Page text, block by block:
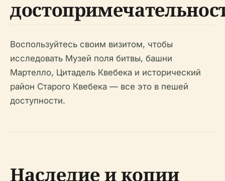
Воспользуйтесь своим визитом, чтобы
исследовать Музей поля битвы, башни
Мартелло, Цитадель Квебека и исторический
район Старого Квебека — все это в пешей
доступности.
Наследие и копии